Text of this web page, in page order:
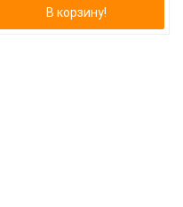
В корзину!